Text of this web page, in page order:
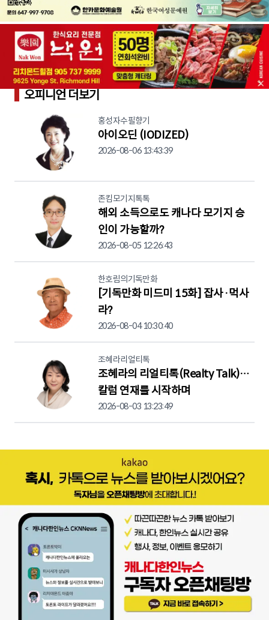
오피니언 더보기
홍성자수필향기
아이오딘 (IODIZED)
2026-08-06 13:43:39
존킴모기지톡톡
해외 소득으로도 캐나다 모기지 승
인이 가능할까?
2026-08-05 12:26:43
한호림의기독만화
[기독만화 미드미 15화] 잡사·먹사
라?
2026-08-04 10:30:40
조혜라리얼티톡
조혜라의 리얼티톡(Realty Talk)…
칼럼 연재를 시작하며
2026-08-03 13:23:49